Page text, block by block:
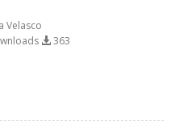
Velasco
363